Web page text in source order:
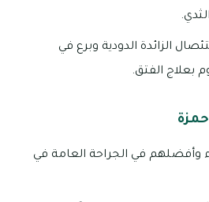
الزائدة الدودية وبرع في
بعلاج الفتق.
وأفضلهم في الجراحة العامة في